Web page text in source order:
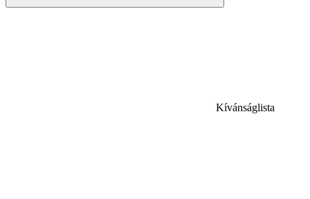
Kívánságlista